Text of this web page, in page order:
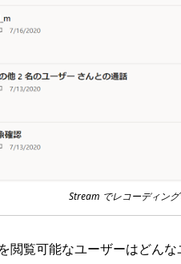
Stream でレコーディン
閲覧可能なユーザーはどん